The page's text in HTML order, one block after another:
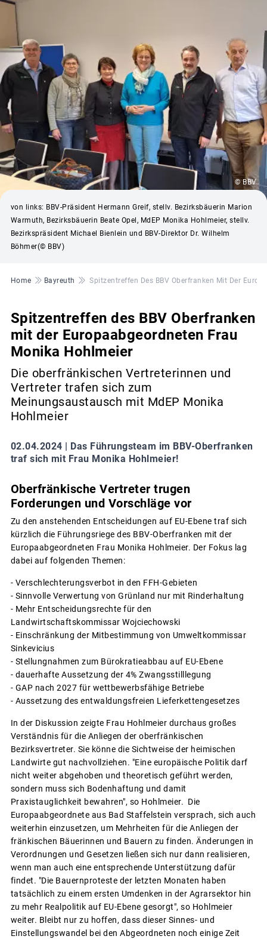
© BBV
von links: BBV-Präsident Hermann Greif, stellv. Bezirksbäuerin Marion
Warmuth, Bezirksbäuerin Beate Opel, MdEP Monika Hohlmeier, stellv.
Bezirkspräsident Michael Bienlein und BBV-Direktor Dr. Wilhelm
Böhmer(© BBV)
Pfadnavigation
Home Bayreuth Spitzentreffen Des BBV Oberfranken Mit Der
Spitzentreffen des BBV Oberfranken
mit der Europaabgeordneten Frau
Monika Hohlmeier
Die oberfränkischen Vertreterinnen und
Vertreter trafen sich zum
Meinungsaustausch mit MdEP Monika
Hohlmeier
02.04.2024 |
Das Führungsteam im BBV-Oberfranken
traf sich mit Frau Monika Hohlmeier!
Oberfränkische Vertreter trugen
Forderungen und Vorschläge vor
Zu den anstehenden Entscheidungen auf EU-Ebene traf sich
kürzlich die Führungsriege des BBV-Oberfranken mit der
Europaabgeordneten Frau Monika Hohlmeier. Der Fokus lag
dabei auf folgenden Themen:
- Verschlechterungsverbot in den FFH-Gebieten
- Sinnvolle Verwertung von Grünland nur mit Rinderhaltung
- Mehr Entscheidungsrechte für den
Landwirtschaftskommissar Wojciechowski
- Einschränkung der Mitbestimmung von Umweltkommissar
Sinkevicius
- Stellungnahmen zum Bürokratieabbau auf EU-Ebene
- dauerhafte Aussetzung der 4% Zwangsstilllegung
- GAP nach 2027 für wettbewerbsfähige Betriebe
- Aussetzung des entwaldungsfreien Lieferkettengesetzes
In der Diskussion zeigte Frau Hohlmeier durchaus großes
Verständnis für die Anliegen der oberfränkischen
Bezirksvertreter. Sie könne die Sichtweise der heimischen
Landwirte gut nachvollziehen. "Eine europäische Politik darf
nicht weiter abgehoben und theoretisch geführt werden,
sondern muss sich Bodenhaftung und damit
Praxistauglichkeit bewahren", so Hohlmeier. Die
Europaabgeordnete aus Bad Staffelstein versprach, sich auch
weiterhin einzusetzen, um Mehrheiten für die Anliegen der
fränkischen Bäuerinnen und Bauern zu finden. Änderungen in
Verordnungen und Gesetzen ließen sich nur dann realisieren,
wenn man auch eine entsprechende Unterstützung dafür
findet. "Die Bauernproteste der letzten Monaten haben
tatsächlich zu einem ersten Umdenken in der Agrarsektor hin
zu mehr Realpolitik auf EU-Ebene gesorgt", so Hohlmeier
weiter. Bleibt nur zu hoffen, dass dieser Sinnes- und
Einstellungswandel bei den Abgeordneten noch einige Zeit